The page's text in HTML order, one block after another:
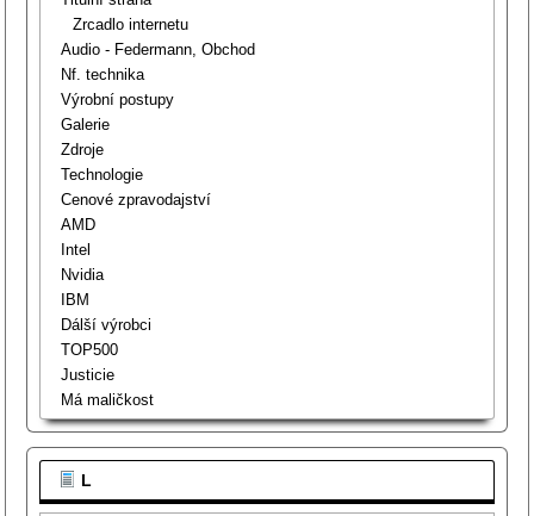
Zrcadlo internetu
Audio - Federmann, Obchod
Nf. technika
Výrobní postupy
Galerie
Zdroje
Technologie
Cenové zpravodajství
AMD
Intel
Nvidia
IBM
Dálší výrobci
TOP500
Justicie
Má maličkost
L